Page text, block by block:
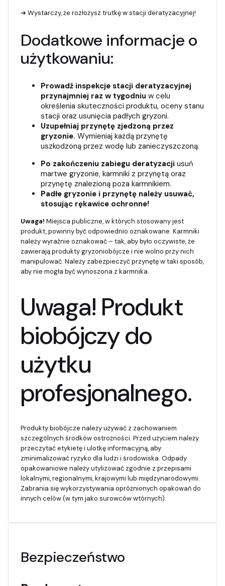
➔ Wystarczy, że rozłożysz trutkę w stacji deratyzacyjnej!
Dodatkowe informacje o
użytkowaniu:
Prowadź inspekcje stacji deratyzacyjnej
przynajmniej raz w tygodniu w celu
określenia skuteczności produktu, oceny stanu
stacji oraz usunięcia padłych gryzoni.
Uzupełniaj przynętę zjedzoną przez
gryzonie. Wymieniaj każdą przynętę
uszkodzoną przez wodę lub zanieczyszczoną.
Po zakończeniu zabiegu deratyzacji usuń
martwe gryzonie, karmniki z przynętą oraz
przynętę znalezioną poza karmnikiem.
Padłe gryzonie i przynętę należy usuwać,
stosując rękawice ochronne!
Uwaga! Miejsca publiczne, w których stosowany jest
produkt, powinny być odpowiednio oznakowane. Karmniki
należy wyraźnie oznakować – tak, aby było oczywiste, że
zawierają produkty gryzoniobójcze i nie wolno przy nich
manipulować. Należy zabezpieczyć przynętę w taki sposób,
aby nie mogła być wynoszona z karmnika.
Uwaga! Produkt
biobójczy do
użytku
profesjonalnego.
Produkty biobójcze należy używać z zachowaniem
szczególnych środków ostrożności. Przed użyciem należy
przeczytać etykietę i ulotkę informacyjną, aby
zminimalizować ryzyko dla ludzi i środowiska. Odpady
opakowaniowe należy utylizować zgodnie z przepisami
lokalnymi, regionalnymi, krajowymi lub międzynarodowymi.
Zabrania się wykorzystywania opróżnionych opakowań do
innych celów (w tym jako surowców wtórnych).
Bezpieczeństwo